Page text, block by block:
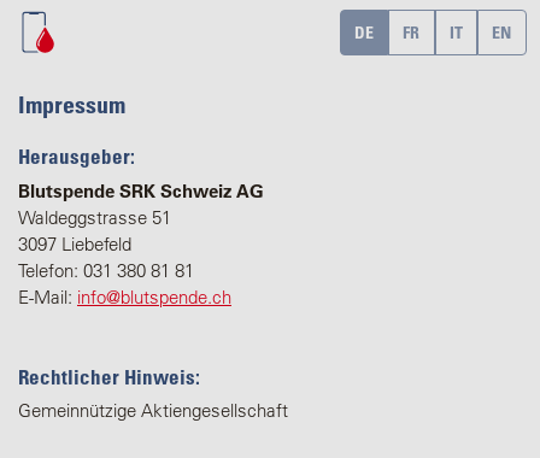
DE FR IT EN
Impressum
Herausgeber:
Blutspende SRK Schweiz AG
Waldeggstrasse 51
3097 Liebefeld
Telefon: 031 380 81 81
E-Mail: info@blutspende.ch
Rechtlicher Hinweis:
Gemeinnützige Aktiengesellschaft